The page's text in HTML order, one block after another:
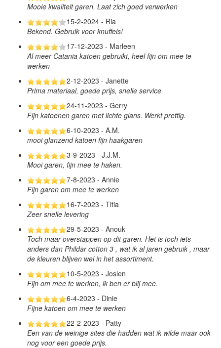
Mooie kwaliteit garen. Laat zich goed verwerken
15-2-2024 - Ria
Bekend. Gebruik voor knuffels!
17-12-2023 - Marleen
Al meer Catania katoen gebruikt, heel fijn om mee te
werken
2-12-2023 - Janette
Prima materiaal, goede prijs, snelle service
24-11-2023 - Gerry
Fijn katoenen garen met lichte glans. Werkt prettig.
6-10-2023 - A.M.
mooi glanzend katoen fijn haakgaren
3-9-2023 - J.J.M.
Mooi garen, fijn mee te haken.
7-8-2023 - Annie
Fijn garen om mee te werken
16-7-2023 - Titia
Zeer snelle levering
29-5-2023 - Anouk
Toch maar overstappen op dit garen. Het is toch iets
anders dan Phildar cotton 3 , wat ik al jaren gebruik , maar
de kleuren blijven wel in het assortiment.
10-5-2023 - Josien
Fijn om mee te werken, ik ben er blij mee.
6-4-2023 - Dinie
Fijne katoen om mee te werken
22-2-2023 - Patty
Een van de weinige sites die hadden wat ik wilde maar ook
nog voor een goede prijs.